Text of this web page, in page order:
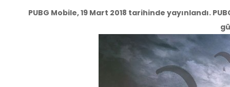
PUBG Mobile, 19 Mart 2018 tarihinde yayınlandı.